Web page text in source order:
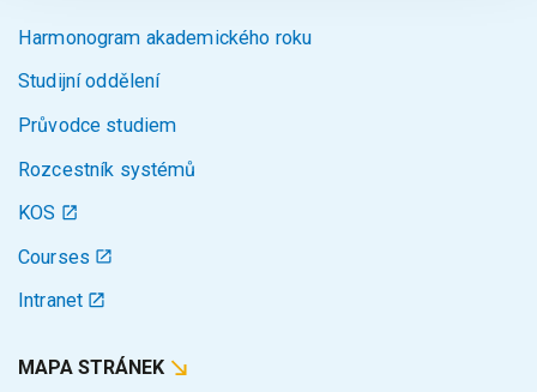
Harmonogram akademického roku
Studijní oddělení
Průvodce studiem
Rozcestník systémů
KOS
Courses
Intranet
MAPA STRÁNEK